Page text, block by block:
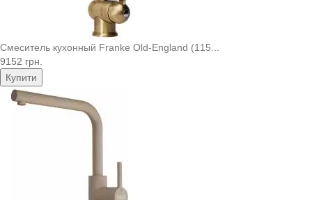
Смеситель кухонный Franke Old-England (115...
9152 грн.
Купити